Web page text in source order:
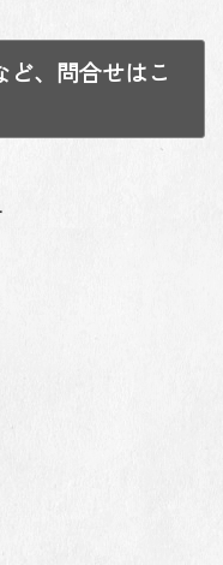
、問合せはこ